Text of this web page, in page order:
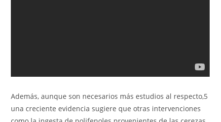
Además, aunque son necesarios más estudios al respecto,5
una creciente evidencia sugiere que otras intervenciones